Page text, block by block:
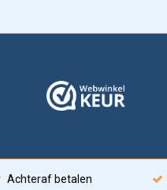
Achteraf betalen